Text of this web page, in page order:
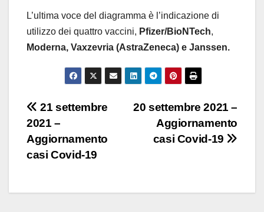
L’ultima voce del diagramma è l’indicazione di
utilizzo dei quattro vaccini, Pfizer/BioNTech,
Moderna, Vaxzevria (AstraZeneca) e Janssen.
Navigazione
articoli
20 settembre 2021 –
Aggiornamento
casi Covid-19
21 settembre
2021 –
Aggiornamento
casi Covid-19